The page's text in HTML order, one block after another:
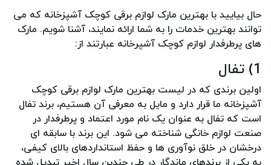
حال بیایید با بهترین مارک لوازم برقی کوچک آشپزخانه که می
توانند بهترین خدمات را به شما ارائه نمایند، آشنا شویم. مارک
های پرطرفدار لوازم کوچک آشپرخانه عبارتند از:
1) تفال
اولین برندی که در لیست بهترین مارک لوازم برقی کوچک
آشپزخانه ما قرار دارد و مایل به معرفی آن هستیم، برند تفال
است که تفال به عنوان یک نام مورد اعتماد و پرطرفدار در
صنعت لوازم خانگی شناخته می شود. این برند با سابقه ای
درخشان در خلق نوآوری ها و حفظ استانداردهای بالای کیفی،